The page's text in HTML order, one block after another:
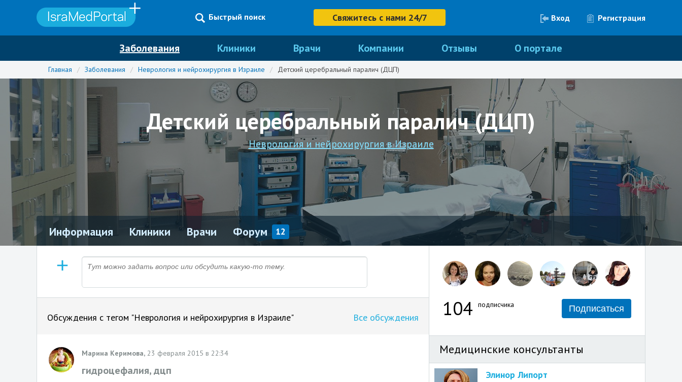
Регистрация
Вход
Быстрый поиск Свяжитесь с нами 24/7
Заболевания Клиники Врачи Компании Отзывы О портале
Главная / Заболевания / Неврология и нейрохирургия в Израиле / Детский церебральный паралич (ДЦП)
Детский церебральный паралич (ДЦП)
Неврология и нейрохирургия в Израиле
Информация Клиники Врачи Форум 12
Обсуждения с тегом "Неврология и нейрохирургия в Израиле" Все обсуждения
Марина Керимова, 23 февраля 2015 в 22:34
гидроцефалия, дцп
104 подписчика Подписаться
Медицинские консультанты
Элинор Липорт